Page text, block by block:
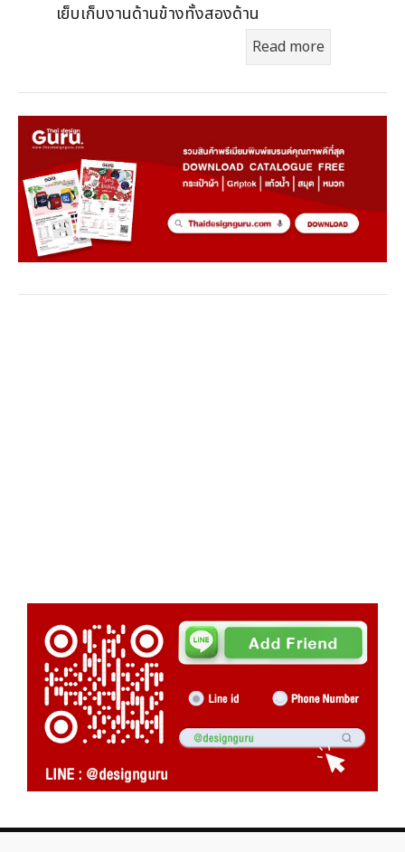
เย็บเก็บงานด้านข้างทั้งสองด้าน
Read more